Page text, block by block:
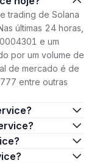
trading de Solana
últimas 24 horas,
e um
por um volume de
de mercado é de
entre outras